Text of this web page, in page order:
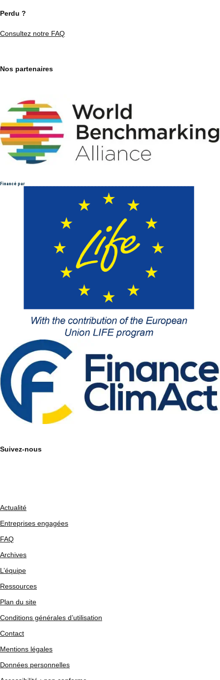
Perdu ?
Consultez notre FAQ
Nos partenaires
Financé par
Suivez-nous
Actualité
Entreprises engagées
FAQ
Archives
L’équipe
Ressources
Plan du site
Conditions générales d’utilisation
Contact
Mentions légales
Données personnelles